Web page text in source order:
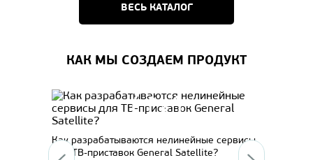
ВЕСЬ КАТАЛОГ
КАК МЫ СОЗДАЕМ ПРОДУКТ
Как разрабатываются нелинейные сервисы
для ТВ-приставок General Satellite?